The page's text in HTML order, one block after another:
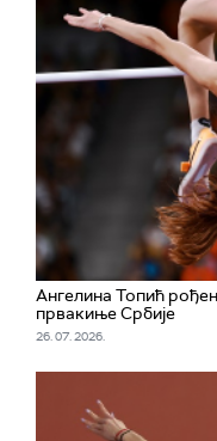
Ангелина Топић
првакиње Србије
26. 07. 2026.